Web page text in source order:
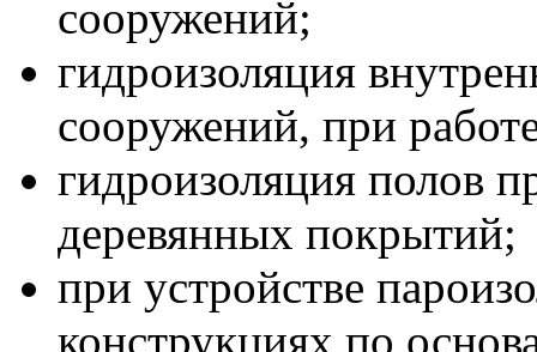
сооружений;
гидроизоляция
сооружений, при
гидроизоляция полов
деревянных покрытий;
при устройстве
конструкциях по